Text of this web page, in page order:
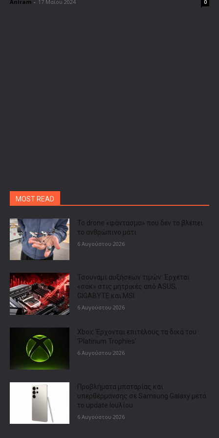
Aniram - 17 Μαΐου 2024 0
MOST READ
Το drone «φάντασμα» που δεν το βλέπει
το ανθρώπινο μάτι
6 Αυγούστου 2026
Τσουνάμι αυξήσεων τιμών: Έρχεται
«σοκ» στις μητρικές από ASUS,
GIGABYTE και MSI
6 Αυγούστου 2026
Xbox: Έρχονται επιτέλους τα δικά του
‘Platinum Trophies’
6 Αυγούστου 2026
Προβλήματα μπαταρίας και
υπερθέρμανσης σε Samsung Galaxy μετά
το update Ιουλίου
6 Αυγούστου 2026